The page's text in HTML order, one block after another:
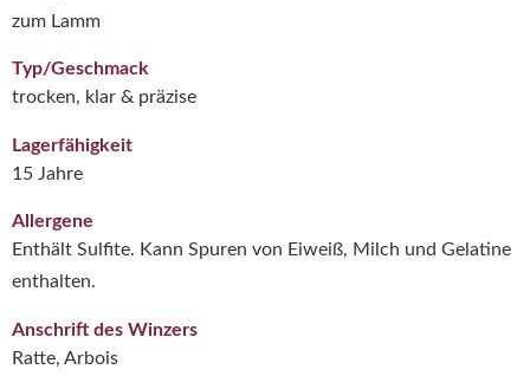
zum Lamm
Typ/Geschmack
trocken, klar & präzise
Lagerfähigkeit
15 Jahre
Allergene
Enthält Sulfite. Kann Spuren von Eiweiß, Milch und Gelatine
enthalten.
Anschrift des Winzers
Ratte, Arbois